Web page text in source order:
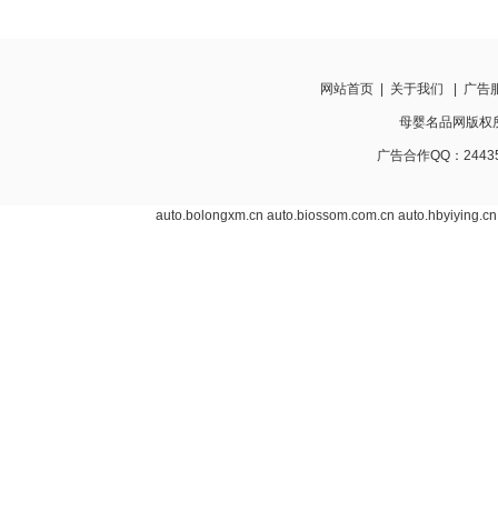
网站首页 关于我们 广告
母婴名品网版
广告合作QQ：
auto.bolongxm.cn auto.biossom.com.cn auto.hbyiying.cn